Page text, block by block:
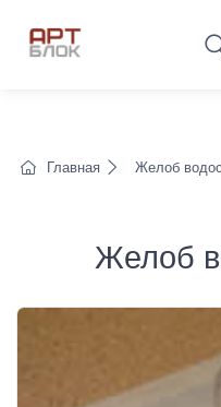
Главная Желоб
Желоб